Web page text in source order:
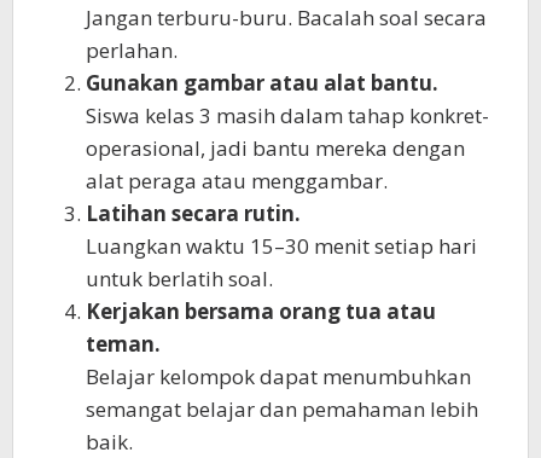
Jangan terburu-buru. Bacalah soal secara
perlahan.
Gunakan gambar atau alat bantu.
Siswa kelas 3 masih dalam tahap konkret-
operasional, jadi bantu mereka dengan
alat peraga atau menggambar.
Latihan secara rutin.
Luangkan waktu 15–30 menit setiap hari
untuk berlatih soal.
Kerjakan bersama orang tua atau
teman.
Belajar kelompok dapat menumbuhkan
semangat belajar dan pemahaman lebih
baik.